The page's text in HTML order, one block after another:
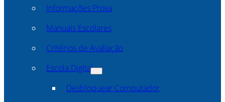
Informações Prova
Manuais Escolares
Critérios de Avaliação
Escola Digital
Desbloquear Computador